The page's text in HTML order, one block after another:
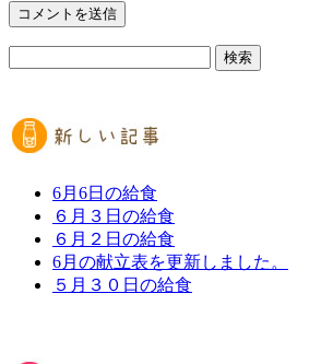
6月6日の給食
６月３日の給食
６月２日の給食
6月の献立表を更新しました。
５月３０日の給食